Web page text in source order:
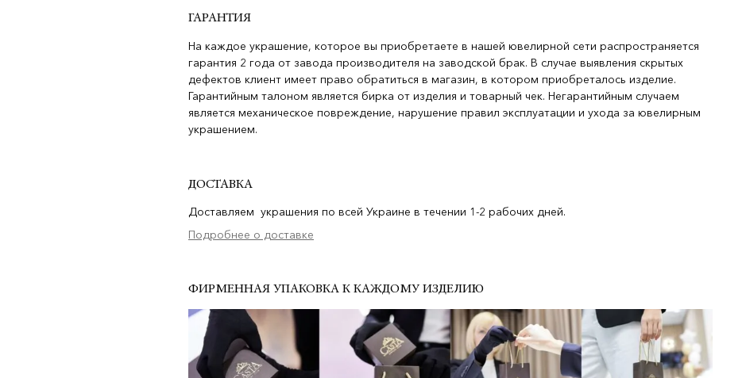
ГАРАНТИЯ
На каждое украшение, которое вы приобретаете в нашей ювелирной сети распространяется
гарантия 2 года от завода производителя на заводской брак. В случае выявления скрытых
дефектов клиент имеет право обратиться в магазин, в котором приобреталось изделие.
Гарантийным талоном является бирка от изделия и товарный чек. Негарантийным случаем
является механическое повреждение, нарушение правил эксплуатации и ухода за ювелирным
украшением.
ДОСТАВКА
Доставляем украшения по всей Украине в течении 1-2 рабочих дней.
Подробнее о доставке
ФИРМЕННАЯ УПАКОВКА К КАЖДОМУ ИЗДЕЛИЮ